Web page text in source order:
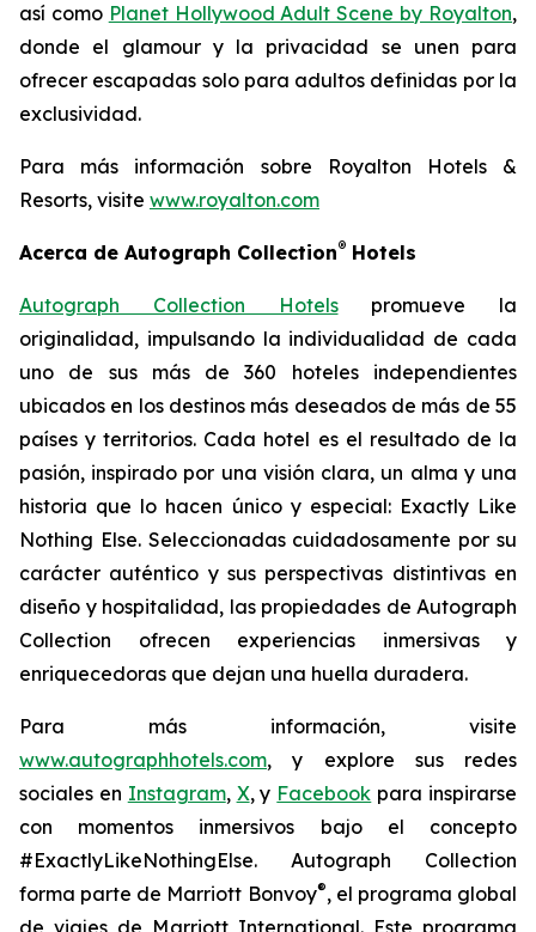
así como Planet Hollywood Adult Scene by Royalton,
donde el glamour y la privacidad se unen para
ofrecer escapadas solo para adultos definidas por la
exclusividad.
Para más información sobre Royalton Hotels &
Resorts, visite www.royalton.com
Acerca de Autograph Collection® Hotels
Autograph Collection Hotelspromueve la
originalidad, impulsando la individualidad de cada
uno de sus más de 360 hoteles independientes
ubicados en los destinos más deseados de más de 55
países y territorios. Cada hotel es el resultado de la
pasión, inspirado por una visión clara, un alma y una
historia que lo hacen único y especial: Exactly Like
Nothing Else.Seleccionadas cuidadosamente por su
carácter auténtico y sus perspectivas distintivas en
diseño y hospitalidad, las propiedades de Autograph
Collection ofrecen experiencias inmersivas y
enriquecedoras que dejan una huella duradera.
Para más información, visite
www.autographhotels.com, y explore sus redes
sociales en Instagram, X, y Facebook para inspirarse
con momentos inmersivos bajo el concepto
#ExactlyLikeNothingElse. Autograph Collection
forma parte de Marriott Bonvoy®, el programa global
de viajes de Marriott International. Este programa